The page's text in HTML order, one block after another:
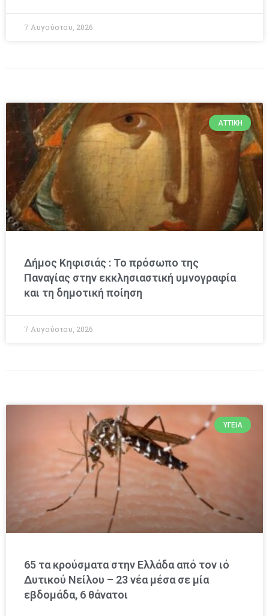
7 Αυγούστου, 2026
ΑΤΤΙΚΉ
Δήμος Κηφισιάς : Το πρόσωπο της
Παναγίας στην εκκλησιαστική υμνογραφία
και τη δημοτική ποίηση
7 Αυγούστου, 2026
ΥΓΕΊΑ
65 τα κρούσματα στην Ελλάδα από τον ιό
Δυτικού Νείλου – 23 νέα μέσα σε μία
εβδομάδα, 6 θάνατοι